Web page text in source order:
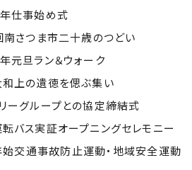
仕事始め式
さつま市二十歳のつどい
旦ラン＆ウォーク
上の遺徳を偲ぶ集い
グループとの協定締結式
ス実証オープニングセレモニー
交通事故防止運動・地域安全運動